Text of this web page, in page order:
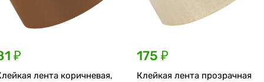
₽
лента коричневая,
175 ₽
Клейкая лента прозрачная